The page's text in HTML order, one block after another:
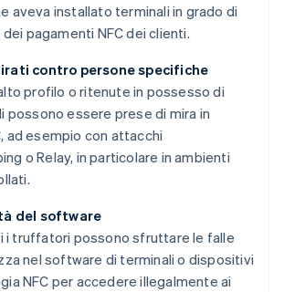
aveva installato terminali in grado di
pagamenti NFC dei clienti.
contro persone specifiche
profilo o ritenute in possesso di
possono essere prese di mira in
ad esempio con attacchi
o Relay, in particolare in ambienti
del software
i truffatori possono sfruttare le falle
nel software di terminali o dispositivi
NFC per accedere illegalmente ai